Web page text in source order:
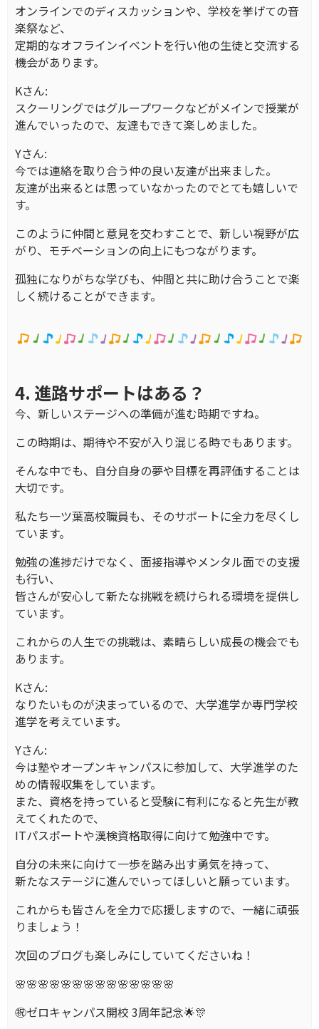
オンラインでのディスカッションや、学校を挙げての音
楽祭など、
定期的なオフラインイベントを行い他の生徒と交流する
機会があります。
Kさん:
スクーリングではグループワークなどがメインで授業が
進んでいったので、友達もできて楽しめました。
Yさん:
今では連絡を取り合う仲の良い友達が出来ました。
友達が出来るとは思っていなかったのでとても嬉しいで
す。
このように仲間と意見を交わすことで、新しい視野が広
がり、モチベーションの向上にもつながります。
孤独になりがちな学びも、仲間と共に助け合うことで楽
しく続けることができます。
4. 進路サポートはある？
今、新しいステージへの準備が進む時期ですね。
この時期は、期待や不安が入り混じる時でもあります。
そんな中でも、自分自身の夢や目標を再評価することは
大切です。
私たち一ツ葉高校職員も、そのサポートに全力を尽くし
ています。
勉強の進捗だけでなく、面接指導やメンタル面での支援
も行い、
皆さんが安心して新たな挑戦を続けられる環境を提供し
ています。
これからの人生での挑戦は、素晴らしい成長の機会でも
あります。
Kさん:
なりたいものが決まっているので、大学進学か専門学校
進学を考えています。
Yさん:
今は塾やオープンキャンパスに参加して、大学進学のた
めの情報収集をしています。
また、資格を持っていると受験に有利になると先生が教
えてくれたので、
ITパスポートや漢検資格取得に向けて勉強中です。
自分の未来に向けて一歩を踏み出す勇気を持って、
新たなステージに進んでいってほしいと願っています。
これからも皆さんを全力で応援しますので、一緒に頑張
りましょう！
次回のブログも楽しみにしていてくださいね！
🌸🌸🌸🌸🌸🌸🌸🌸🌸🌸🌸🌸🌸🌸
㊗️ゼロキャンパス開校 3周年記念🌟🎊